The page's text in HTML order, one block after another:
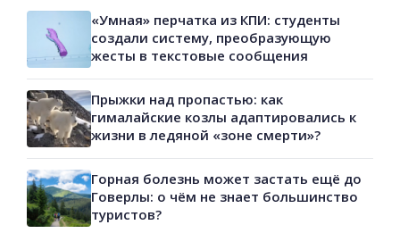
«Умная» перчатка из КПИ: студенты
создали систему, преобразующую
жесты в текстовые сообщения
Прыжки над пропастью: как
гималайские козлы адаптировались к
жизни в ледяной «зоне смерти»?
Горная болезнь может застать ещё до
Говерлы: о чём не знает большинство
туристов?